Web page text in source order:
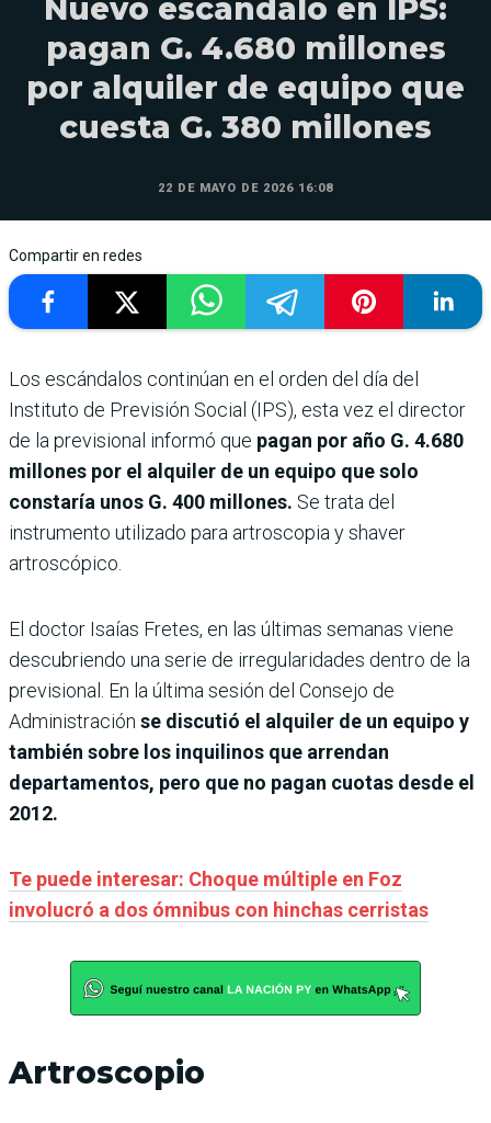
Nuevo escándalo en IPS:
pagan G. 4.680 millones
por alquiler de equipo que
cuesta G. 380 millones
22 DE MAYO DE 2026 16:08
Compartir en redes
Los escándalos continúan en el orden del día del
Instituto de Previsión Social (IPS), esta vez el director
de la previsional informó que pagan por año G. 4.680
millones por el alquiler de un equipo que solo
constaría unos G. 400 millones. Se trata del
instrumento utilizado para artroscopia y shaver
artroscópico.
El doctor Isaías Fretes, en las últimas semanas viene
descubriendo una serie de irregularidades dentro de la
previsional. En la última sesión del Consejo de
Administración se discutió el alquiler de un equipo y
también sobre los inquilinos que arrendan
departamentos, pero que no pagan cuotas desde el
2012.
Te puede interesar: Choque múltiple en Foz
involucró a dos ómnibus con hinchas cerristas
Artroscopio